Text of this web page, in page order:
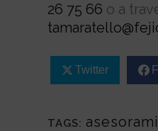
26 75 66 o a
Twitter
TAGS: